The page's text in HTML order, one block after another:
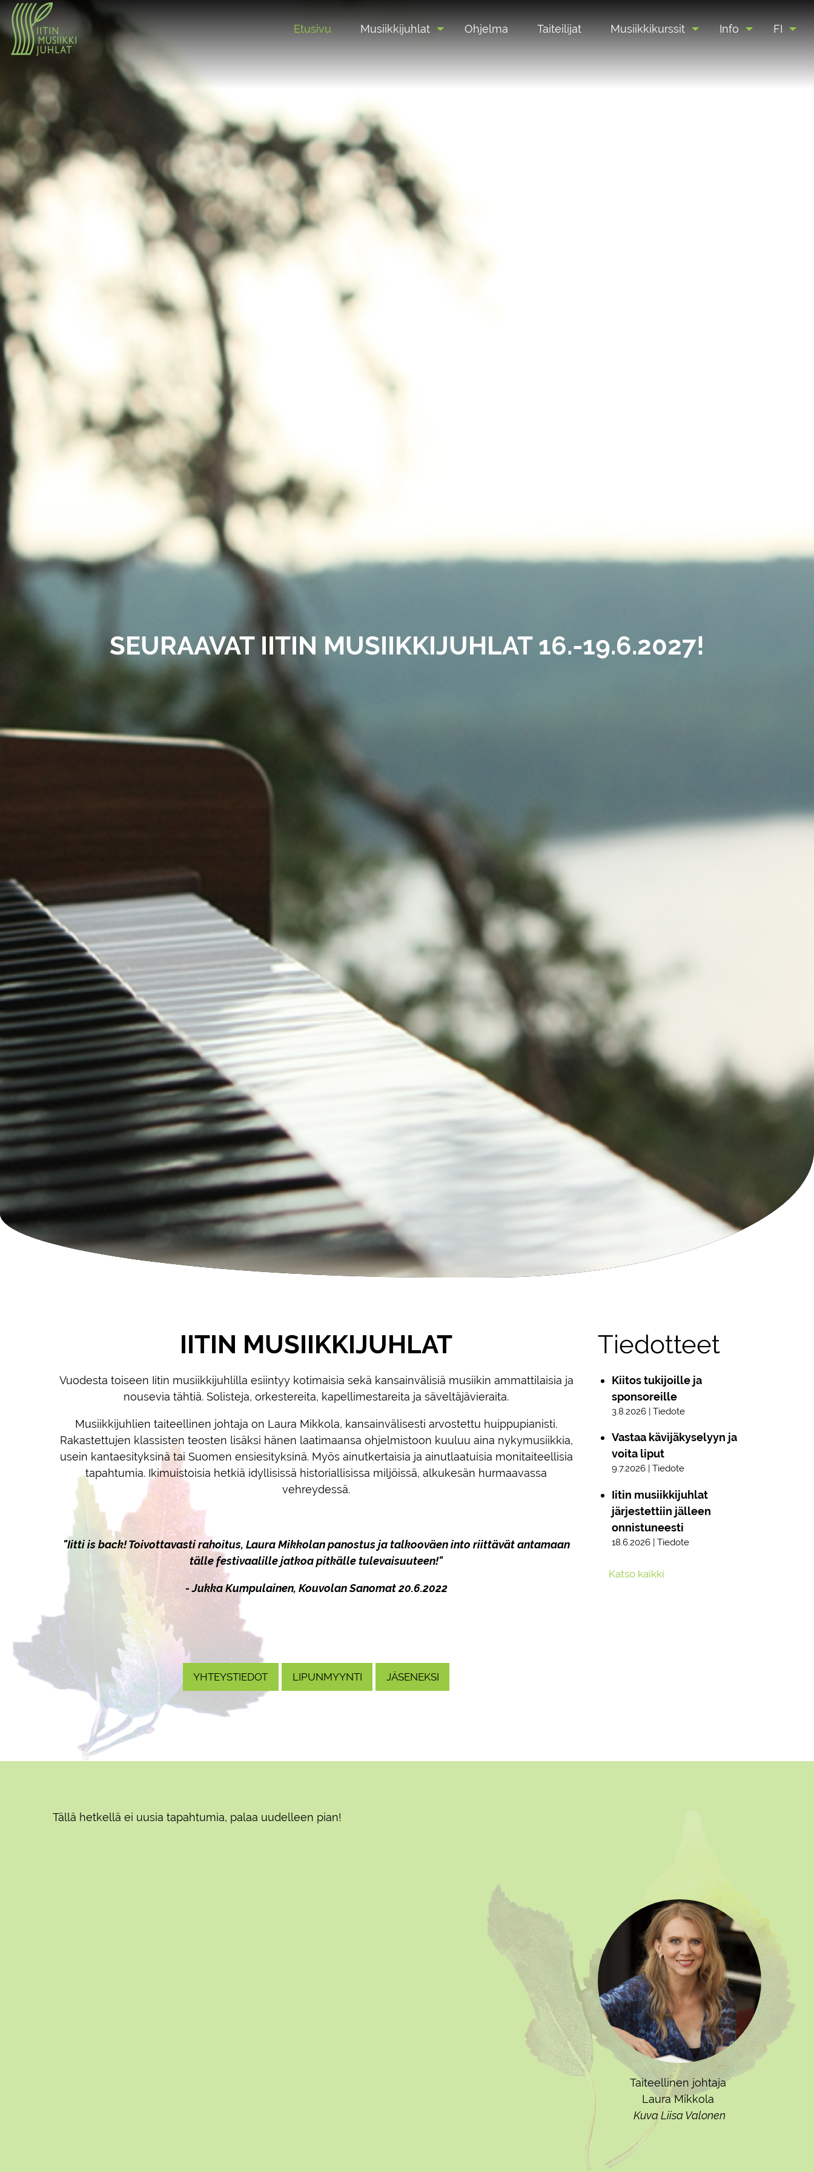
Etusivu Musiikkijuhlat Ohjelma Taiteilijat Musiikkikurssit Info FI
SEURAAVAT IITIN MUSIIKKIJUHLAT 16.-19.6.2027!
IITIN MUSIIKKIJUHLAT
Vuodesta toiseen Iitin musiikkijuhlilla esiintyy kotimaisia sekä kansainvälisiä musiikin ammattilaisia ja
nousevia tähtiä. Solisteja, orkestereita, kapellimestareita ja säveltäjävieraita.
Musiikkijuhlien taiteellinen johtaja on Laura Mikkola, kansainvälisesti arvostettu huippupianisti.
Rakastettujen klassisten teosten lisäksi hänen laatimaansa ohjelmistoon kuuluu aina nykymusiikkia,
usein kantaesityksinä tai Suomen ensiesityksinä. Myös ainutkertaisia ja ainutlaatuisia monitaiteellisia
tapahtumia. Ikimuistoisia hetkiä idyllisissä historiallisissa miljöissä, alkukesän hurmaavassa
vehreydessä.
"Iitti is back! Toivottavasti rahoitus, Laura Mikkolan panostus ja talkooväen into riittävät antamaan
tälle festivaalille jatkoa pitkälle tulevaisuuteen!"
- Jukka Kumpulainen, Kouvolan Sanomat 20.6.2022
YHTEYSTIEDOT LIPUNMYYNTI JÄSENEKSI
Tiedotteet
Kiitos tukijoille ja
sponsoreille
3.8.2026 | Tiedote
Vastaa kävijäkyselyyn ja
voita liput
9.7.2026 | Tiedote
Iitin musiikkijuhlat
järjestettiin jälleen
onnistuneesti
18.6.2026 | Tiedote
Katso kaikki
Tällä hetkellä ei uusia tapahtumia, palaa uudelleen pian!
Taiteellinen johtaja
Laura Mikkola
Kuva Liisa Valonen